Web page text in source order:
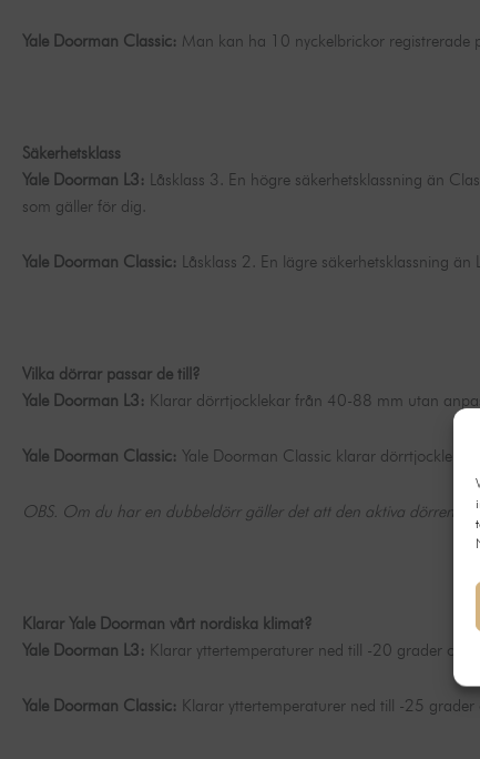
Yale Doorman Classic: Man kan ha 10 nyckelbrickor registrerade
Säkerhetsklass
Yale Doorman L3: Låsklass 3. En högre säkerhetsklassning än
som gäller för dig.
Yale Doorman Classic: Låsklass 2. En lägre säkerhetsklassning än
Vilka dörrar passar de till?
Yale Doorman L3: Klarar dörrtjocklekar från 40-88 mm utan
Yale Doorman Classic: Yale Doorman Classic klarar
OBS. Om du har en dubbeldörr gäller det att den aktiva dörren
Klarar Yale Doorman vårt nordiska klimat?
Yale Doorman L3: Klarar yttertemperaturer ned till -20 grader och
Yale Doorman Classic: Klarar yttertemperaturer ned till -25